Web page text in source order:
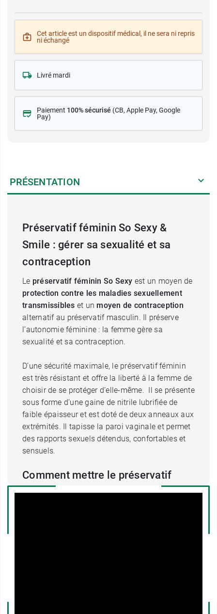
Cet article est un dispositif médical, il ne sera ni repris
ni échangé
Livré mardi
Paiement 100% sécurisé (CB, Apple Pay, Google
Pay)
PRÉSENTATION
Préservatif féminin So Sexy &
Smile : gérer sa sexualité et sa
contraception
Le préservatif féminin So Sexy est un moyen de
protection contre les maladies sexuellement
transmissibles et un moyen de contraception
alternatif au préservatif masculin. Il préserve
l’autonomie féminine : la femme gère sa
sexualité et sa contraception.
D’une sécurité maximale, le préservatif féminin
est très résistant et offre la liberté à la femme de
choisir de se protéger d’elle-même. Il se présente
sous forme d’une gaine de nitrile lubrifiée de
faible épaisseur et est doté de deux anneaux aux
extrémités. Il tapisse la paroi vaginale et permet
des rapports sexuels détendus, confortables et
sensuels.
Comment mettre le préservatif
féminin So Sexy & Smile ?